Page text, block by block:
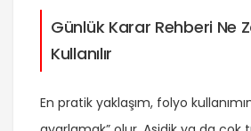
Günlük Karar Rehberi Ne
Kullanılır
En pratik yaklaşım, folyo